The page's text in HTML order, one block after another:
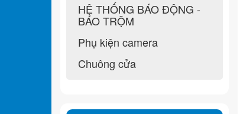
HỆ THỐNG BÁO ĐỘNG -
BÁO TRỘM
Phụ kiện camera
Chuông cửa